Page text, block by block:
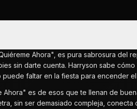
Ahora", es pura sabrosura del
sin darte cuenta. Harryson sabe
faltar en la fiesta para encender
es de esos que te llenan de
sin ser demasiado compleja,